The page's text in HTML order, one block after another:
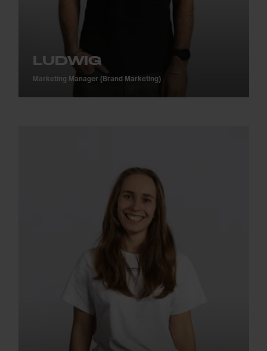
LUDWIG
Marketing Manager (Brand Marketing)